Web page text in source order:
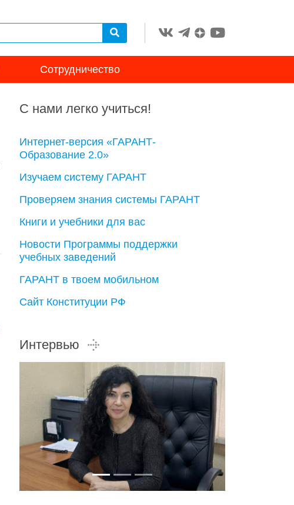
Сотрудничество
С нами легко учиться!
Интернет-версия «ГАРАНТ-
Образование 2.0»
Изучаем систему ГАРАНТ
Проверяем знания системы ГАРАНТ
Книги и учебники для вас
Новости Программы поддержки
учебных заведений
ГАРАНТ в твоем мобильном
Сайт Конституции РФ
Интервью